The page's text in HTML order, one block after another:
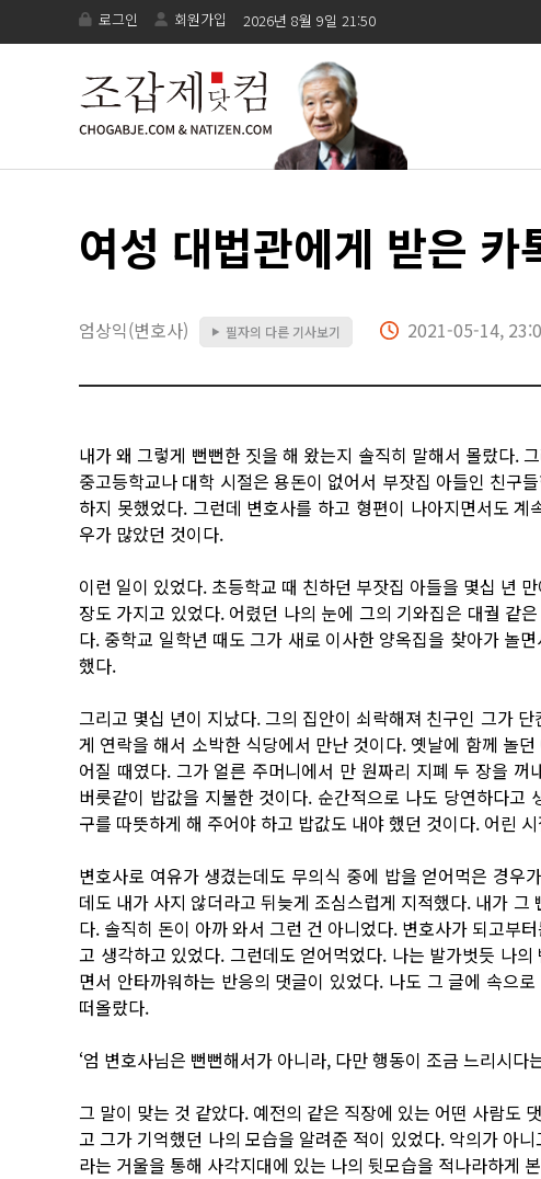
로그인 회원가입 2026년 8월 9일 21:50
여성 대법관에게 받은 카
엄상익(변호사) ▶ 필자의 다른 기사보기 2021-05-14,
내가 왜 그렇게 뻔뻔한 짓을 해 왔는지 솔직히 말해서 몰랐다.
중고등학교나 대학 시절은 용돈이 없어서 부잣집 아들인 친구
하지 못했었다. 그런데 변호사를 하고 형편이 나아지면서도
우가 많았던 것이다.
이런 일이 있었다. 초등학교 때 친하던 부잣집 아들을 몇십 년
장도 가지고 있었다. 어렸던 나의 눈에 그의 기와집은 대궐 같
다. 중학교 일학년 때도 그가 새로 이사한 양옥집을 찾아가 놀
했다.
그리고 몇십 년이 지났다. 그의 집안이 쇠락해져 친구인 그가
게 연락을 해서 소박한 식당에서 만난 것이다. 옛날에 함께 놀
어질 때였다. 그가 얼른 주머니에서 만 원짜리 지폐 두 장을
버릇같이 밥값을 지불한 것이다. 순간적으로 나도 당연하다
구를 따뜻하게 해 주어야 하고 밥값도 내야 했던 것이다. 어린
변호사로 여유가 생겼는데도 무의식 중에 밥을 얻어먹은 경
데도 내가 사지 않더라고 뒤늦게 조심스럽게 지적했다. 내가
다. 솔직히 돈이 아까 와서 그런 건 아니었다. 변호사가 되고부
고 생각하고 있었다. 그런데도 얻어먹었다. 나는 발가벗듯 나
면서 안타까워하는 반응의 댓글이 있었다. 나도 그 글에 속으
떠올랐다.
‘엄 변호사님은 뻔뻔해서가 아니라, 다만 행동이 조금 느리시
그 말이 맞는 것 같았다. 예전의 같은 직장에 있는 어떤 사람도
고 그가 기억했던 나의 모습을 알려준 적이 있었다. 악의가 아
라는 거울을 통해 사각지대에 있는 나의 뒷모습을 적나라하게